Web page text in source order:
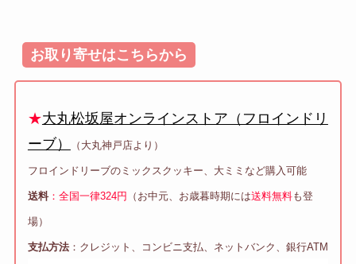
お取り寄せはこちらから
★大丸松坂屋オンラインストア（フロインドリ
ーブ）
（大丸神戸店より）
フロインドリーブのミックスクッキー、大ミミなど購入可能
送料：全国一律324円 （お中元、お歳暮時期には送料無料も登
場）
支払方法：クレジット、コンビニ支払、ネットバンク、銀行ATM